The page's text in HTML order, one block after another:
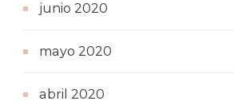
junio 2020
mayo 2020
abril 2020